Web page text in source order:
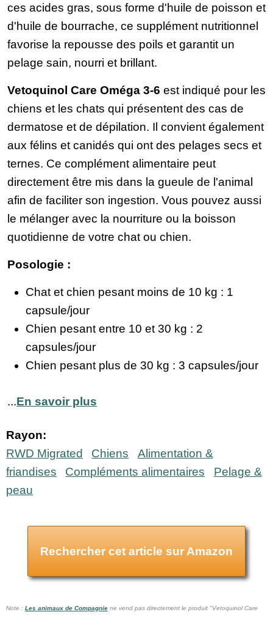
ces acides gras, sous forme d'huile de poisson et
d'huile de bourrache, ce supplément nutritionnel
favorise la repousse des poils et garantit un
pelage sain, nourri et brillant.
Vetoquinol Care Oméga 3-6 est indiqué pour les
chiens et les chats qui présentent des cas de
dermatose et de dépilation. Il convient également
aux félins et canidés qui ont des pelages secs et
ternes. Ce complément alimentaire peut
directement être mis dans la gueule de l'animal
afin de faciliter son ingestion. Vous pouvez aussi
le mélanger avec la nourriture ou la boisson
quotidienne de votre chat ou chien.
Posologie :
Chat et chien pesant moins de 10 kg : 1
capsule/jour
Chien pesant entre 10 et 30 kg : 2
capsules/jour
Chien pesant plus de 30 kg : 3 capsules/jour
...En savoir plus
Rayon:
RWD Migrated
Chiens
Alimentation &
friandises
Compléments alimentaires
Pelage &
peau
Rechercher cet article sur Amazon
Note : Les animaux de Compagnie ne vend pas directement le produit "Vetoquinol Care